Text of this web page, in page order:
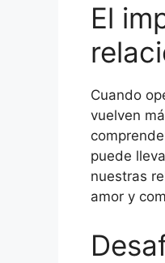
El
Cuando
vuelven
puede
nuestras
amor y